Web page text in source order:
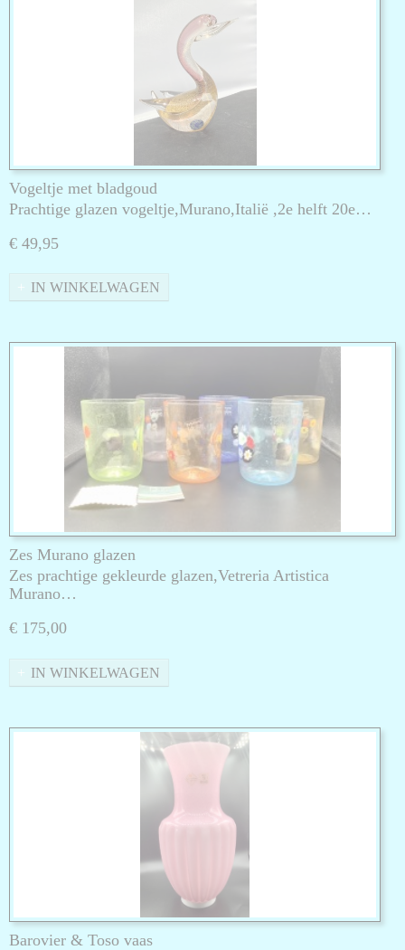
Vogeltje met bladgoud
Prachtige glazen vogeltje,Murano,Italië ,2e helft 20e…
€ 49,95
IN WINKELWAGEN
Zes Murano glazen
Zes prachtige gekleurde glazen,Vetreria Artistica
Murano…
€ 175,00
IN WINKELWAGEN
Barovier & Toso vaas